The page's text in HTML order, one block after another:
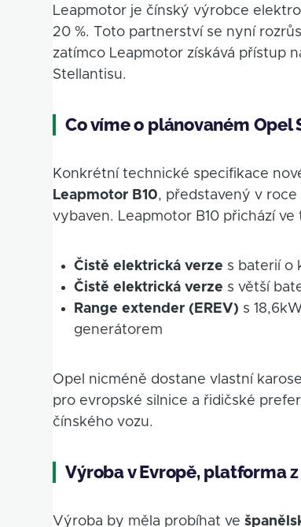
Leapmotor je čínský výrobce
20 %. Toto partnerství se nyní
zatímco Leapmotor získává přístup
Stellantisu.
Co víme o plánovaném Opel
Konkrétní technické specifikace
Leapmotor B10, představený v
vybaven. Leapmotor B10 přichází ve
Čistě elektrická verze s baterií o
Čistě elektrická verze s větší
Range extender (EREV) s
generátorem
Opel nicméně dostane vlastní
pro evropské silnice a řidičské
čínského vozu.
Výroba v Evropě, platforma
Výroba by měla probíhat ve